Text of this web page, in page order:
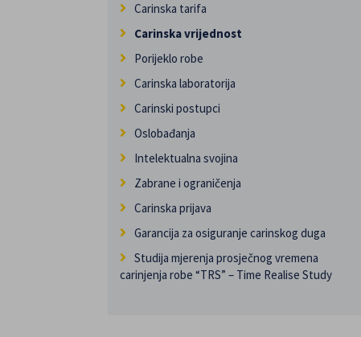
Carinska tarifa
Carinska vrijednost
Porijeklo robe
Carinska laboratorija
Carinski postupci
Oslobađanja
Intelektualna svojina
Zabrane i ograničenja
Carinska prijava
Garancija za osiguranje carinskog duga
Studija mjerenja prosječnog vremena
carinjenja robe “TRS” – Time Realise Study